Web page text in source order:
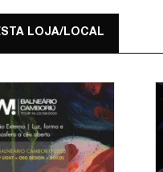
LOJA/LOCAL